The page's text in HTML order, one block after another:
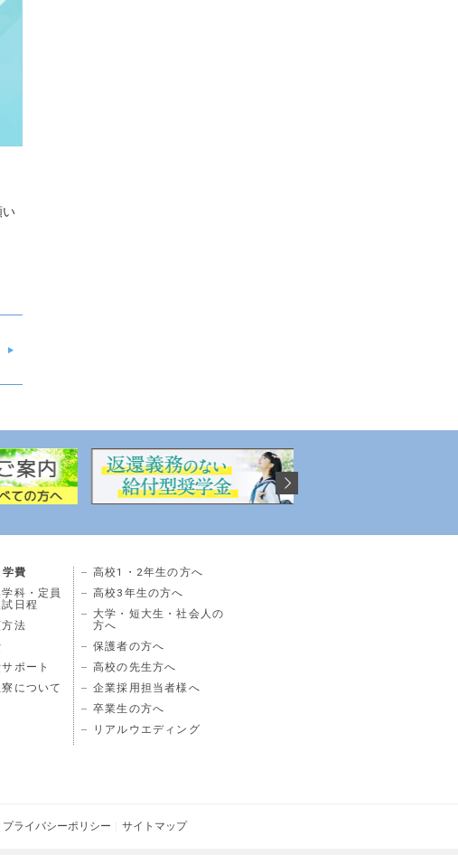
い
費
科・定員
試日程
法
ポート
について
高校1・2年生の方へ
高校3年生の方へ
大学・短大生・社会人の
方へ
保護者の方へ
高校の先生方へ
企業採用担当者様へ
卒業生の方へ
リアルウエディング
プライバシーポリシー サイトマップ